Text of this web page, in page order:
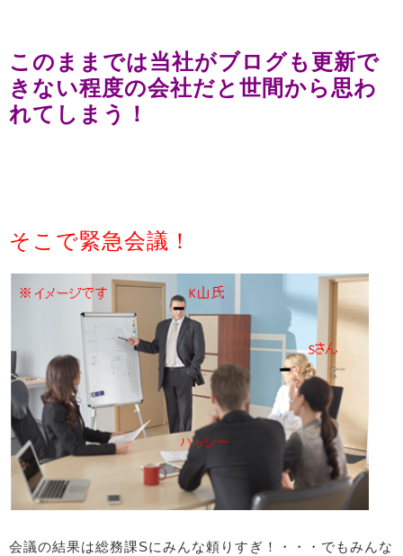
このままでは当社がブログも更新で
きない程度の会社だと世間から思わ
れてしまう！
そこで緊急会議！
会議の結果は総務課Sにみんな頼りすぎ！・・・でもみんな